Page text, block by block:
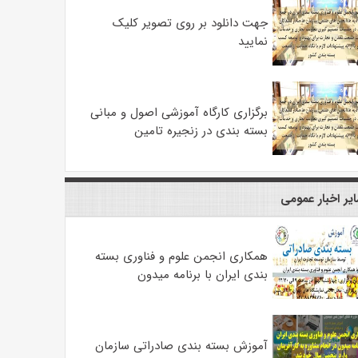
جهت دانلود بر روی تصویر کلیک
نمایید
برگزاری کارگاه آموزشی اصول و مبانی
بسته بندی در زنجیره تامین
اخبار عمومی
همکاری انجمن علوم و فناوری بسته
بندی ایران با برنامه میدون
آموزش بسته بندی صادراتی سازمان